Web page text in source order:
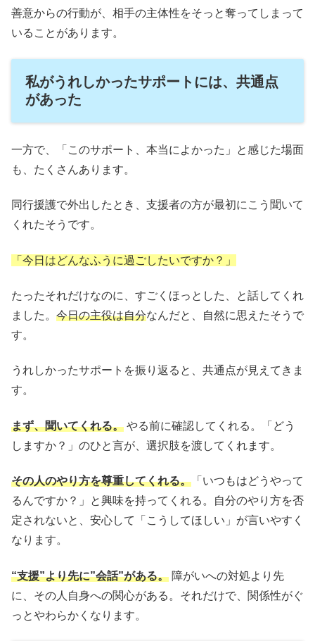
善意からの行動が、相手の主体性をそっと奪ってしまって
いることがあります。
私がうれしかったサポートには、共通点
があった
一方で、「このサポート、本当によかった」と感じた場面
も、たくさんあります。
同行援護で外出したとき、支援者の方が最初にこう聞いて
くれたそうです。
「今日はどんなふうに過ごしたいですか？」
たったそれだけなのに、すごくほっとした、と話してくれ
ました。 今日の主役は自分なんだと、自然に思えたそうで
す。
うれしかったサポートを振り返ると、共通点が見えてきま
す。
まず、聞いてくれる。 やる前に確認してくれる。「どう
しますか？」のひと言が、選択肢を渡してくれます。
その人のやり方を尊重してくれる。 「いつもはどうやって
るんですか？」と興味を持ってくれる。自分のやり方を否
定されないと、安心して「こうしてほしい」が言いやすく
なります。
“支援”より先に”会話”がある。 障がいへの対処より先
に、その人自身への関心がある。それだけで、関係性がぐ
っとやわらかくなります。